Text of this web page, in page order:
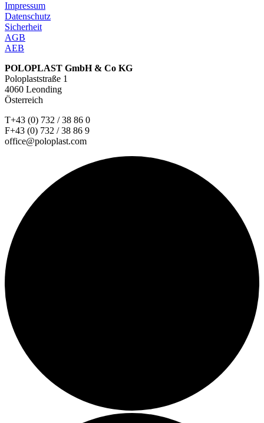
Impressum
Datenschutz
Sicherheit
AGB
AEB
POLOPLAST GmbH & Co KG
Poloplaststraße 1
4060 Leonding
Österreich
T+43 (0) 732 / 38 86 0
F+43 (0) 732 / 38 86 9
office@poloplast.com